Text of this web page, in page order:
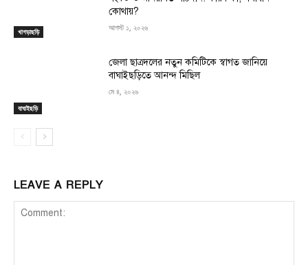
খাগড়াছড়ি
কোথায়?
আগস্ট ১, ২০২৬
বাঘাইছড়ি
জেলা ছাত্রদলের নতুন কমিটিকে স্বাগত জানিয়ে
বাঘাইছড়িতে আনন্দ মিছিল
মে ৪, ২০২৬
LEAVE A REPLY